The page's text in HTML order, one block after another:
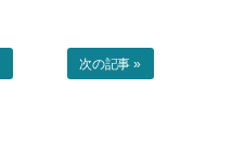
次の記事 »